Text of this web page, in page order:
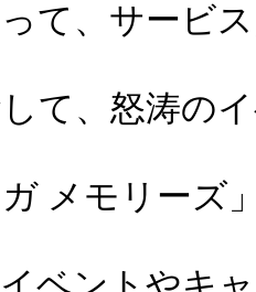
て、サービ
て、怒涛の
ガ メモリーズ